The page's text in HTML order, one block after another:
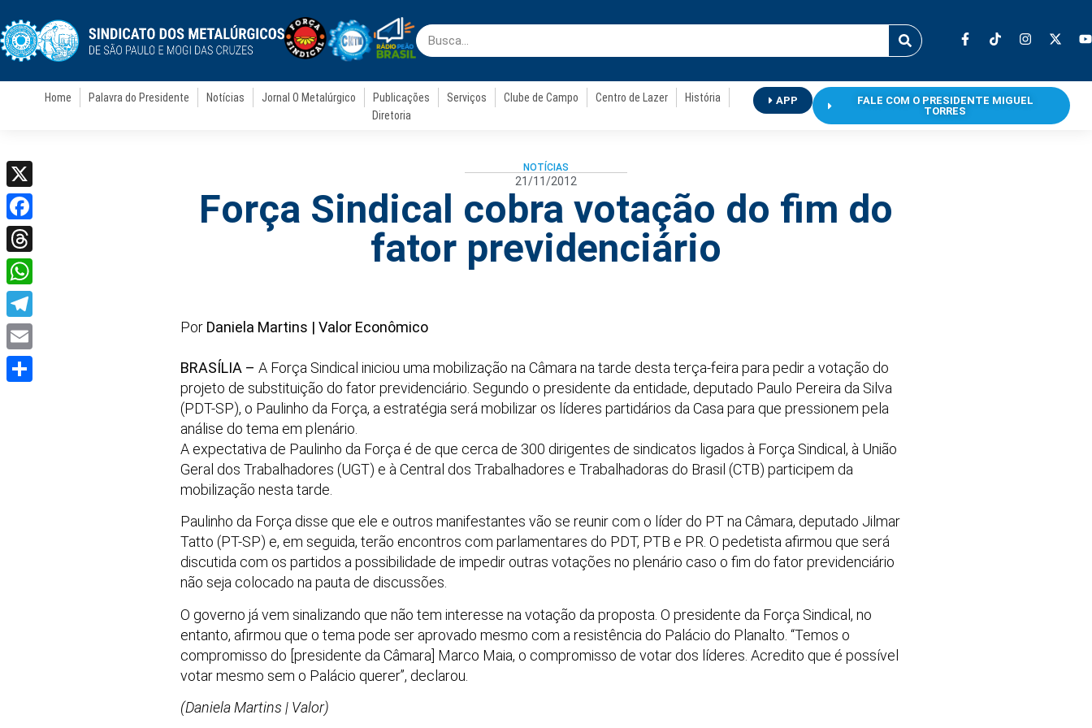
Home Palavra do Presidente Notícias Jornal O Metalúrgico Publicações Serviços Clube de Campo Centro de Lazer
História
Diretoria
APP
FALE COM O PRESIDENTE MIGUEL
TORRES
NOTÍCIAS
21/11/2012
Força Sindical cobra votação do fim do
fator previdenciário
Por Daniela Martins | Valor Econômico
BRASÍLIA – A Força Sindical iniciou uma mobilização na Câmara na tarde desta terça-feira para pedir a votação do
projeto de substituição do fator previdenciário. Segundo o presidente da entidade, deputado Paulo Pereira da Silva
(PDT-SP), o Paulinho da Força, a estratégia será mobilizar os líderes partidários da Casa para que pressionem pela
análise do tema em plenário.
A expectativa de Paulinho da Força é de que cerca de 300 dirigentes de sindicatos ligados à Força Sindical, à União
Geral dos Trabalhadores (UGT) e à Central dos Trabalhadores e Trabalhadoras do Brasil (CTB) participem da
mobilização nesta tarde.
Paulinho da Força disse que ele e outros manifestantes vão se reunir com o líder do PT na Câmara, deputado Jilmar
Tatto (PT-SP) e, em seguida, terão encontros com parlamentares do PDT, PTB e PR. O pedetista afirmou que será
discutida com os partidos a possibilidade de impedir outras votações no plenário caso o fim do fator previdenciário
não seja colocado na pauta de discussões.
O governo já vem sinalizando que não tem interesse na votação da proposta. O presidente da Força Sindical, no
entanto, afirmou que o tema pode ser aprovado mesmo com a resistência do Palácio do Planalto. “Temos o
compromisso do [presidente da Câmara] Marco Maia, o compromisso de votar dos líderes. Acredito que é possível
votar mesmo sem o Palácio querer”, declarou.
(Daniela Martins | Valor)
X
Facebook
Threads
WhatsApp
Telegram
Email